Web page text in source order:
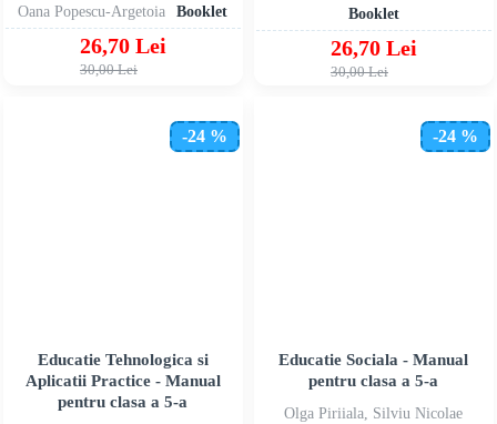
Oana Popescu-Argetoia Booklet
26,70 Lei
30,00 Lei
Booklet
26,70 Lei
30,00 Lei
-24 %
Educatie Tehnologica si
Aplicatii Practice - Manual
pentru clasa a 5-a
-24 %
Olga Piriiala, Silviu Nicolae
Educatie Sociala - Manual
pentru clasa a 5-a